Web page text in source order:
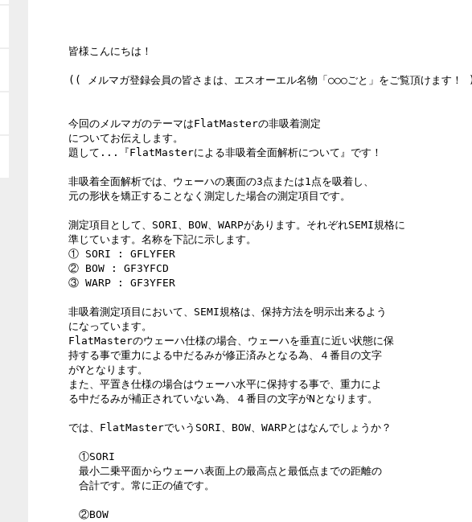
皆様こんにちは！
(( メルマガ登録会員の皆さまは、エスオーエル名物「○○○ごと」をご覧頂けます
今回のメルマガのテーマはFlatMasterの非吸着測定
についてお伝えします。
題して...『FlatMasterによる非吸着全面解析について』です！
非吸着全面解析では、ウェーハの裏面の3点または1点を吸着し、
元の形状を矯正することなく測定した場合の測定項目です。
測定項目として、SORI、BOW、WARPがあります。それぞれSEMI規格に
準じています。名称を下記に示します。
① SORI : GFLYFER
② BOW : GF3YFCD
③ WARP : GF3YFER
非吸着測定項目において、SEMI規格は、保持方法を明示出来るよう
になっています。
FlatMasterのウェーハ仕様の場合、ウェーハを垂直に近い状態に保
持する事で重力による中だるみが修正済みとなる為、４番目の文字
がYとなります。
また、平置き仕様の場合はウェーハ水平に保持する事で、重力によ
る中だるみが補正されていない為、４番目の文字がNとなります。
では、FlatMasterでいうSORI、BOW、WARPとはなんでしょうか？
①SORI
最小二乗平面からウェーハ表面上の最高点と最低点までの距離の
合計です。常に正の値です。
②BOW